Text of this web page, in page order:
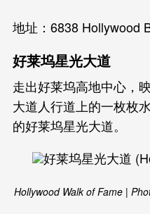
地址：6838 Hollywood
好莱坞星光大道
走出好莱坞高地中心，
大道人行道上的一枚枚
的好莱坞星光大道。
Hollywood Walk of Fame |